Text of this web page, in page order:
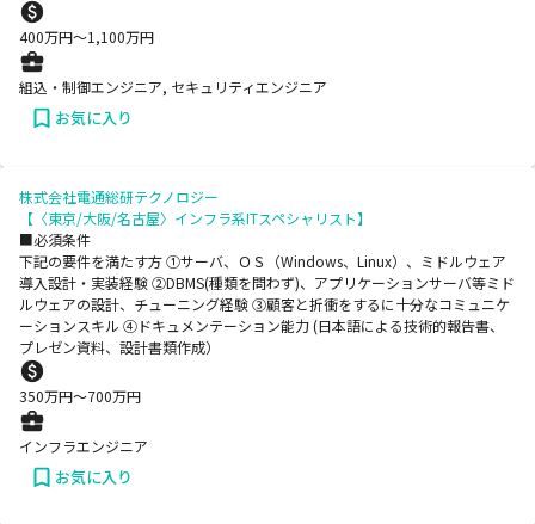
400万円〜1,100万円
組込・制御エンジニア, セキュリティエンジニア
お気に入り
株式会社電通総研テクノロジー
【〈東京/大阪/名古屋〉インフラ系ITスペシャリスト】
■必須条件
下記の要件を満たす方 ①サーバ、ＯＳ（Windows、Linux）、ミドルウェア
導入設計・実装経験 ②DBMS(種類を問わず)、アプリケーションサーバ等ミド
ルウェアの設計、チューニング経験 ③顧客と折衝をするに十分なコミュニケ
ーションスキル ④ドキュメンテーション能力 (日本語による技術的報告書、
プレゼン資料、設計書類作成）
350万円〜700万円
インフラエンジニア
お気に入り